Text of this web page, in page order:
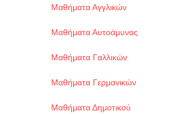
Μαθήματα Αγγλικών
Μαθήματα Αυτοάμυνας
Μαθήματα Γαλλικών
Μαθήματα Γερμανικών
Μαθήματα Δημοτικού